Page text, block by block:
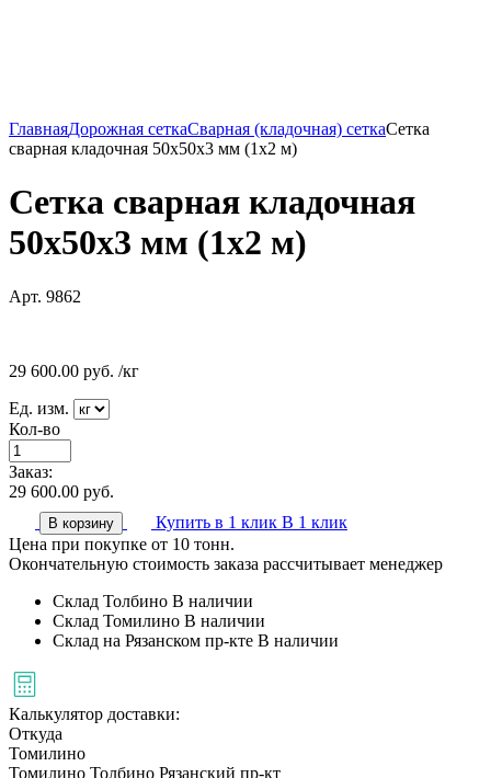
ГлавнаяДорожная сеткаСварная (кладочная) сеткаСетка
сварная кладочная 50х50х3 мм (1х2 м)
Сетка сварная кладочная
50х50х3 мм (1х2 м)
Арт. 9862
29 600.00 руб. /кг
Ед. изм.
Кол-во
Заказ:
29 600.00 руб.
В корзину Купить в 1 клик В 1 клик
Цена при покупке от 10 тонн.
Окончательную стоимость заказа рассчитывает менеджер
Склад Толбино В наличии
Склад Томилино В наличии
Склад на Рязанском пр-кте В наличии
Калькулятор доставки:
Откуда
Томилино
Томилино Толбино Рязанский пр-кт